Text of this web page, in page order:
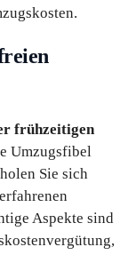
frühzeitigen
Umzugsfibel
Sie sich
Aspekte sind